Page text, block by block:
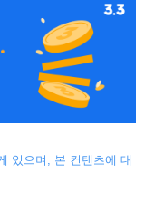
있으며, 본 컨텐츠에 대